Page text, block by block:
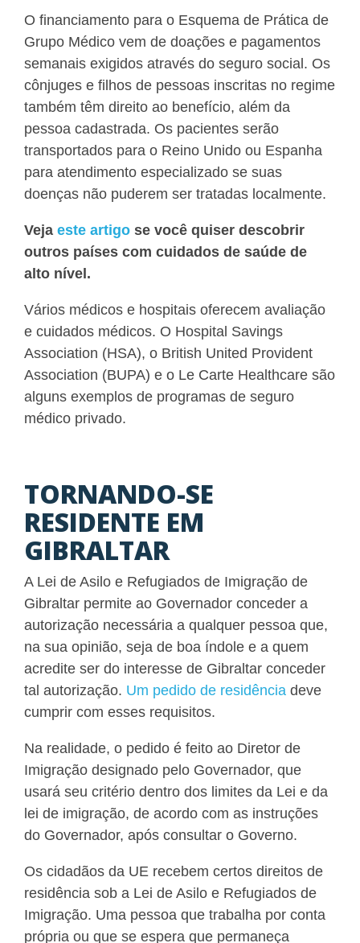
O financiamento para o Esquema de Prática de
Grupo Médico vem de doações e pagamentos
semanais exigidos através do seguro social. Os
cônjuges e filhos de pessoas inscritas no regime
também têm direito ao benefício, além da
pessoa cadastrada. Os pacientes serão
transportados para o Reino Unido ou Espanha
para atendimento especializado se suas
doenças não puderem ser tratadas localmente.
Veja este artigo se você quiser descobrir
outros países com cuidados de saúde de
alto nível.
Vários médicos e hospitais oferecem avaliação
e cuidados médicos. O Hospital Savings
Association (HSA), o British United Provident
Association (BUPA) e o Le Carte Healthcare são
alguns exemplos de programas de seguro
médico privado.
TORNANDO-SE
RESIDENTE EM
GIBRALTAR
A Lei de Asilo e Refugiados de Imigração de
Gibraltar permite ao Governador conceder a
autorização necessária a qualquer pessoa que,
na sua opinião, seja de boa índole e a quem
acredite ser do interesse de Gibraltar conceder
tal autorização. Um pedido de residência deve
cumprir com esses requisitos.
Na realidade, o pedido é feito ao Diretor de
Imigração designado pelo Governador, que
usará seu critério dentro dos limites da Lei e da
lei de imigração, de acordo com as instruções
do Governador, após consultar o Governo.
Os cidadãos da UE recebem certos direitos de
residência sob a Lei de Asilo e Refugiados de
Imigração. Uma pessoa que trabalha por conta
própria ou que se espera que permaneça